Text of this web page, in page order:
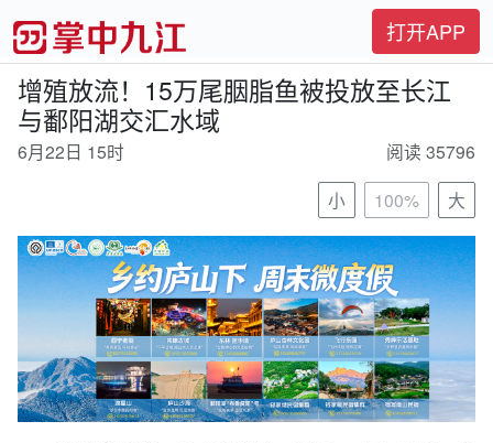
打开APP
增殖放流！15万尾胭脂鱼被投放至长江
与鄱阳湖交汇水域
6月22日 15时
阅读 35796
小
100% 大